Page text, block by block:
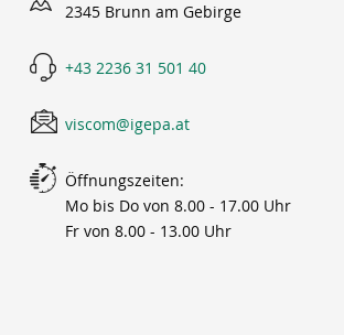
2345 Brunn am Gebirge
+43 2236 31 501 40
viscom@igepa.at
Öffnungszeiten:
Mo bis Do von 8.00 - 17.00 Uhr
Fr von 8.00 - 13.00 Uhr